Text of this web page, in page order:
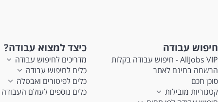
חיפוש עבודה
AllJobs VIP - חיפוש עבודה בקלות
הרשמה בחינם לאתר
סוכן חכם
קטגוריות מובילות
כיצד למצוא עבודה?
מדריכים לחיפוש עבודה
כלים לחיפוש עבודה
כלים לפיטורים ואבטלה
כלים נוספים לעולם העבודה